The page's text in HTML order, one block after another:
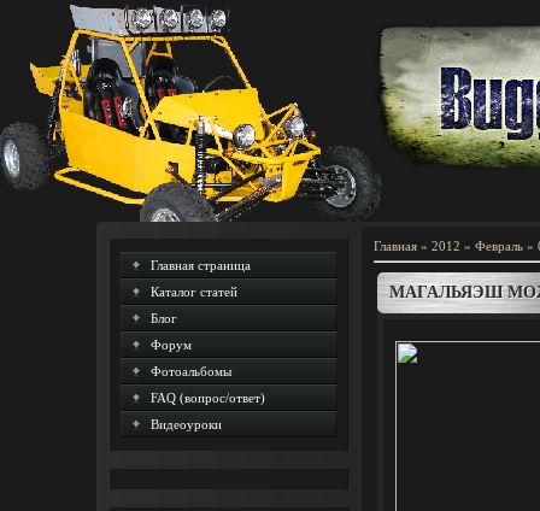
Главная страница
Каталог статей
Блог
Форум
Фотоальбомы
FAQ (вопрос/ответ)
Видеоуроки
Главная » 2012 » Февраль »
МАГАЛЬЯЭШ